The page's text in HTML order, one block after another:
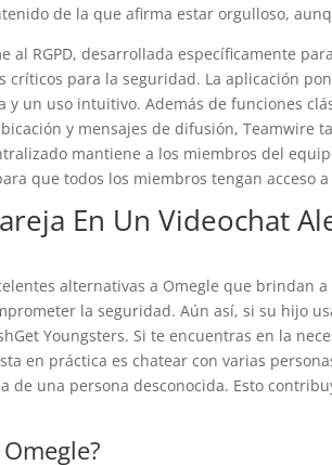
de la que afirma estar orgulloso,
al RGPD, desarrollada específicamente
para la seguridad. La aplicación
un uso intuitivo. Además de funciones
y mensajes de difusión, Teamwire
mantiene a los miembros del
que todos los miembros tengan acceso a
En Un Videochat
alternativas a Omegle que brindan
la seguridad. Aún así, si su hijo
Youngsters. Si te encuentras en la
en práctica es chatear con varias
de una persona desconocida. Esto